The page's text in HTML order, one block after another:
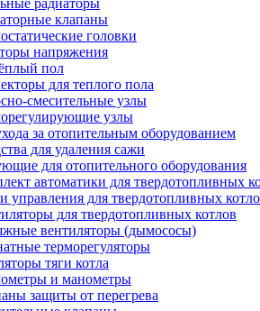
радиаторы
клапаны
головки
напряжения
пол
для теплого пола
смесительные узлы
узлы
за отопительным оборудованием
для удаления сажи
для отопительного оборудования
автоматики для твердотопливных
управления для твердотопливных
для твердотопливных котлов
вентиляторы (дымососы)
терморегуляторы
тяги котла
и манометры
защиты от перегрева